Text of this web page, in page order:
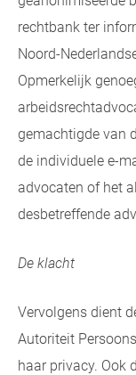
rechtbank ter
Noord-
Opmerkelijk
gemachtigde van
de individuele e-
advocaten of het
desbetreffende
De klacht
Vervolgens dient
Autoriteit
haar privacy. Ook